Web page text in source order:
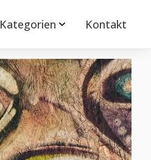
Kategorien Kontakt